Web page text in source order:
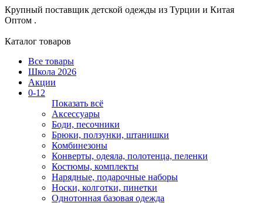
Крупный поставщик детской одежды из Турции и Китая
Оптом .
Каталог товаров
Все товары
Школа 2026
Акции
0-12
Показать всё
Аксессуары
Боди, песочники
Брюки, ползунки, штанишки
Комбинезоны
Конверты, одеяла, полотенца, пеленки
Костюмы, комплекты
Нарядные, подарочные наборы
Носки, колготки, пинетки
Однотонная базовая одежда